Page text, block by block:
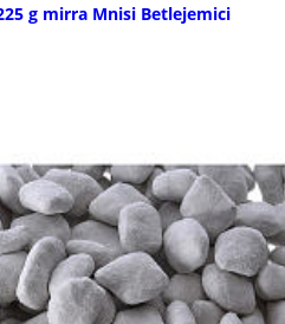
g mirra Mnisi Betlejemici